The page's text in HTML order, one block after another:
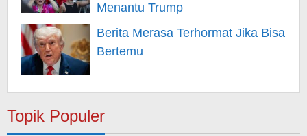
Menantu Trump
Berita Merasa Terhormat Jika Bisa
Bertemu
Topik Populer